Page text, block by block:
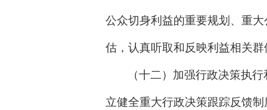
公众切身利益的重要规划、重
估，认真听取和反映利益相关
（十二）加强行政决策执
立健全重大行政决策跟踪反馈